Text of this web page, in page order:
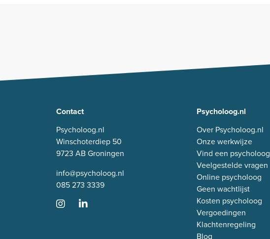
Contact
Psycholoog.nl
Winschoterdiep 50
9723 AB Groningen
info@psycholoog.nl
085 273 3339
Psycholoog.nl
Over Psycholoog.nl
Onze werkwijze
Vind een psycholoog
Veelgestelde vragen
Online psycholoog
Geen wachtlijst
Kosten psycholoog
Vergoedingen
Klachtenregeling
Blog